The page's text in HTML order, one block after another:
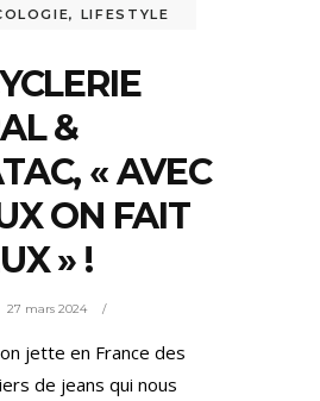
, LIFESTYLE
&
« AVEC
ON FAIT
» !
27 mars 2024
jette en France des
de jeans qui nous